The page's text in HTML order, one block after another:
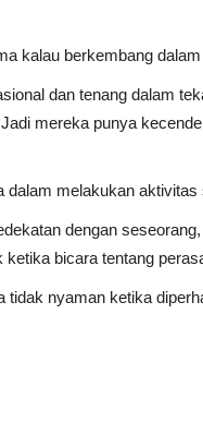
kalau berkembang
dan tenang dalam
mereka punya
dalam melakukan aktivitas
dengan
bicara tentang
nyaman ketika